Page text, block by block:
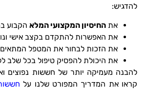
להדגיש:
את החיסיון המקצועי המלא הקבוע
את האפשרות להתקדם בקצב אישי
את הזכות לבחור את המטפל המתאים
את היכולת להפסיק טיפול בכל שלב
להבנה מעמיקה יותר של חששות נפוצים
קראו את המדריך המפורט שלנו על